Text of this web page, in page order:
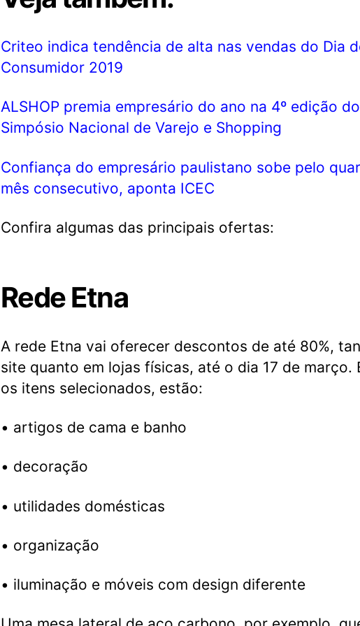
Criteo indica tendência de alta nas vendas do Dia
Consumidor 2019
ALSHOP premia empresário do ano na 4º edição do
Simpósio Nacional de Varejo e Shopping
Confiança do empresário paulistano sobe pelo
mês consecutivo, aponta ICEC
Confira algumas das principais ofertas:
Rede Etna
A rede Etna vai oferecer descontos de até 80%,
site quanto em lojas físicas, até o dia 17 de março.
os itens selecionados, estão:
• artigos de cama e banho
• decoração
• utilidades domésticas
• organização
• iluminação e móveis com design diferente